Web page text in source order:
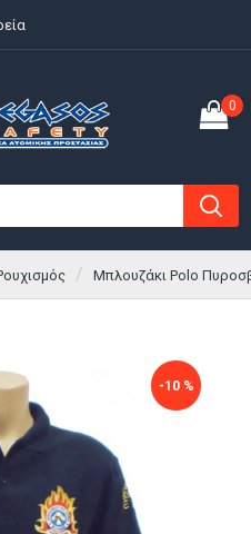
0
Μπλουζάκι Polo
-10 %